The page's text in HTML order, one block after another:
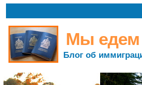
Мы едем
Блог об